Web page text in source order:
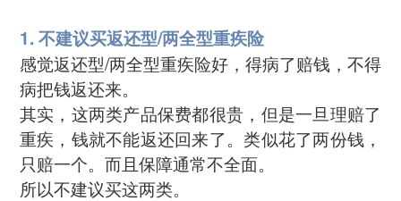
1. 不建议买返还型/两全型重疾险
感觉返还型/两全型重疾险好，得病了赔钱，不得
病把钱返还来。
其实，这两类产品保费都很贵，但是一旦理赔了
重疾，钱就不能返还回来了。类似花了两份钱，
只赔一个。而且保障通常不全面。
所以不建议买这两类。